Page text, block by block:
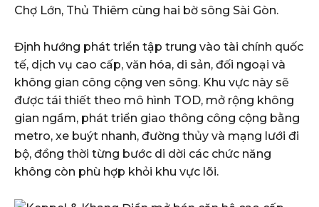
Chợ Lớn, Thủ Thiêm cùng hai bờ sông Sài Gòn.
Định hướng phát triển tập trung vào tài chính quốc
tế, dịch vụ cao cấp, văn hóa, di sản, đối ngoại và
không gian công cộng ven sông. Khu vực này sẽ
được tái thiết theo mô hình TOD, mở rộng không
gian ngầm, phát triển giao thông công cộng bằng
metro, xe buýt nhanh, đường thủy và mạng lưới đi
bộ, đồng thời từng bước di dời các chức năng
không còn phù hợp khỏi khu vực lõi.